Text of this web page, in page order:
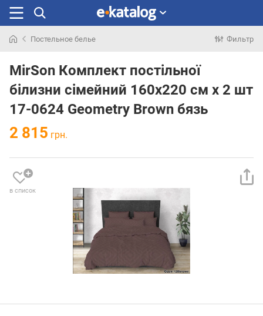
раньше
Постельное белье Фильтр
MirSon Комплект постільної
білизни сімейний 160x220 см х 2 шт
17-0624 Geometry Brown бязь
2 815 грн.
в список